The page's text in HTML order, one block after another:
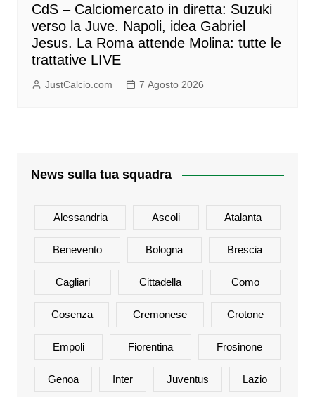
CdS – Calciomercato in diretta: Suzuki
verso la Juve. Napoli, idea Gabriel
Jesus. La Roma attende Molina: tutte le
trattative LIVE
JustCalcio.com 7 Agosto 2026
News sulla tua squadra
Alessandria Ascoli Atalanta
Benevento Bologna Brescia
Cagliari Cittadella Como
Cosenza Cremonese Crotone
Empoli Fiorentina Frosinone
Genoa Inter Juventus Lazio